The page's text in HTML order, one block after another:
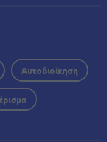
Αυτοδιοίκηση